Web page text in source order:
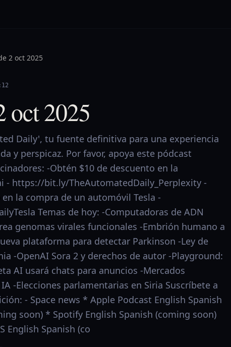
2 oct 2025
oct 2025
Daily', tu fuente definitiva para una experiencia
y perspicaz. Por favor, apoya este pódcast
-Obtén $10 de descuento en la
- https://bit.ly/TheAutomatedDaily_Perplexity -
la compra de un automóvil Tesla -
Temas de hoy: -Computadoras de ADN
genomas virales funcionales -Embrión humano a
plataforma para detectar Parkinson -Ley de
-OpenAI Sora 2 y derechos de autor -Playground:
AI usará chats para anuncios -Mercados
-Elecciones parlamentarias en Siria Suscríbete a
- Space news * Apple Podcast English Spanish
soon) * Spotify English Spanish (coming soon)
English Spanish (co